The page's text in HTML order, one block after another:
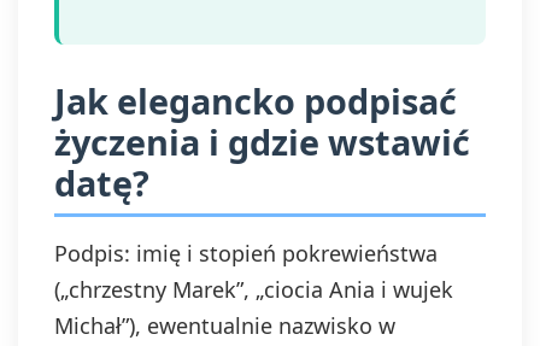
Jak elegancko podpisać
życzenia i gdzie wstawić
datę?
Podpis: imię i stopień pokrewieństwa
(„chrzestny Marek”, „ciocia Ania i wujek
Michał”), ewentualnie nazwisko w